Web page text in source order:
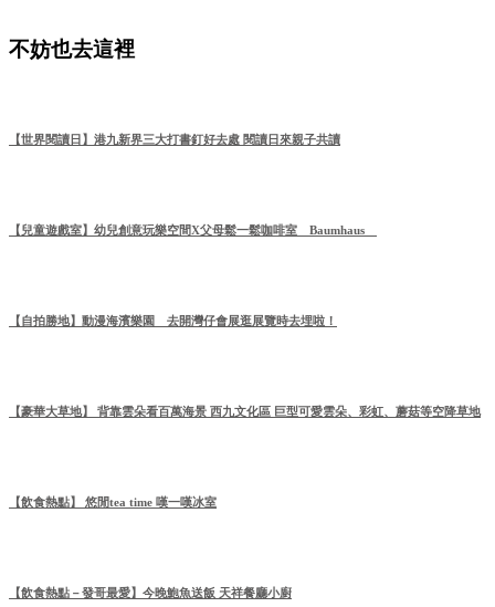
不妨也去這裡
【世界閱讀日】港九新界三大打書釘好去處 閱讀日來親子共讀
【兒童遊戲室】幼兒創意玩樂空間X父母鬆一鬆咖啡室 Baumhaus
【自拍勝地】動漫海濱樂園 去開灣仔會展逛展覽時去埋啦！
【豪華大草地】 背靠雲朵看百萬海景 西九文化區 巨型可愛雲朵、彩虹、蘑菇等空降草地
【飲食熱點】 悠閒tea time 嘆一嘆冰室
【飲食熱點－發哥最愛】今晚鮑魚送飯 天祥餐廳小廚